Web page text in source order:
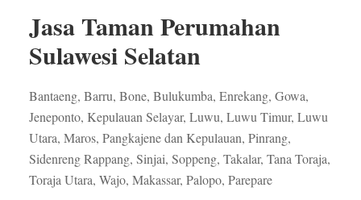
Jasa Taman Perumahan
Sulawesi Selatan
Bantaeng, Barru, Bone, Bulukumba, Enrekang, Gowa,
Jeneponto, Kepulauan Selayar, Luwu, Luwu Timur, Luwu
Utara, Maros, Pangkajene dan Kepulauan, Pinrang,
Sidenreng Rappang, Sinjai, Soppeng, Takalar, Tana Toraja,
Toraja Utara, Wajo, Makassar, Palopo, Parepare